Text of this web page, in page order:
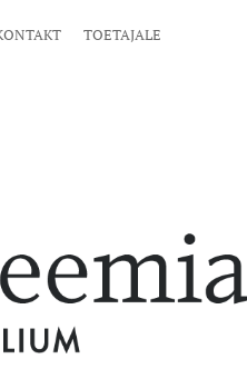
TOETAJALE